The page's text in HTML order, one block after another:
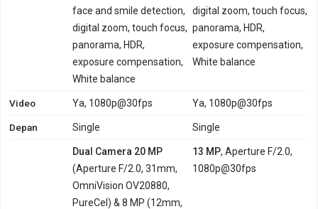
face and smile detection,
digital zoom, touch focus,
panorama, HDR,
exposure compensation,
White balance
digital zoom, touch focus,
panorama, HDR,
exposure compensation,
White balance
Video Ya, 1080p@30fps Ya, 1080p@30fps
Depan Single Single
Dual Camera 20 MP
(Aperture F/2.0, 31mm,
OmniVision OV20880,
PureCel) & 8 MP (12mm,
13 MP, Aperture F/2.0,
1080p@30fps